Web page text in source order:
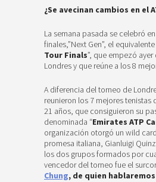
¿Se avecinan cambios en el
La semana pasada se celebró
finales,”Next Gen”, el equivalente
Tour Finals”, que empezó
Londres y que reúne a los 8
A diferencia del torneo de
reunieron los 7 mejores tenistas
21 años, que consiguieron su
denominada “Emirates ATP
organización otorgó un wild
promesa italiana, Gianluigi
los dos grupos formados por
vencedor del torneo fue el
Chung, de quien